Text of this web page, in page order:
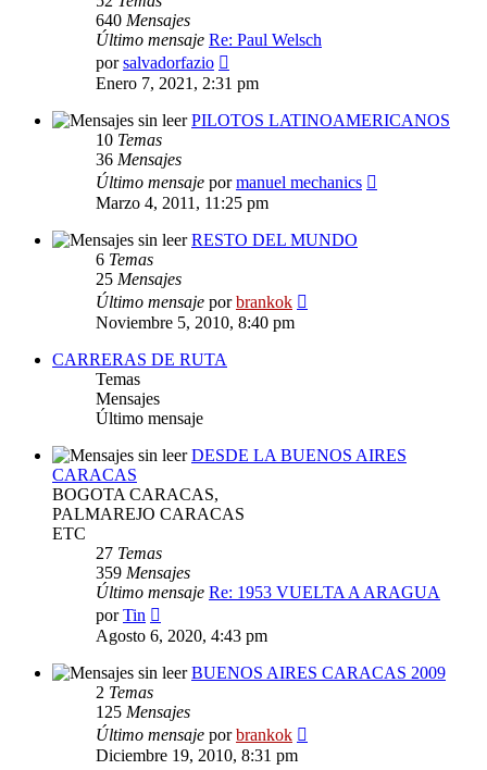
640 Mensajes
Último mensaje Re: Paul Welsch
porsalvadorfazio
último
mensaje
Enero 7, 2021, 2:31 pm
PILOTOS LATINOAMERICANOS
10 Temas
36 Mensajes
Último mensaje pormanuel mechanics
Marzo 4, 2011, 11:25 pm
RESTO DEL MUNDO
6 Temas
25 Mensajes
Último mensaje porbrankok
Noviembre 5, 2010, 8:40 pm
CARRERAS DE RUTA
Temas
Mensajes
Último mensaje
DESDE LA BUENOS AIRES
CARACAS
BOGOTA CARACAS,
PALMAREJO CARACAS
ETC
27 Temas
359 Mensajes
Último mensaje Re: 1953 VUELTA A ARAGUA
porTin
último
Agosto 6, 2020, 4:43 pm
BUENOS AIRES CARACAS 2009
2 Temas
125 Mensajes
Último mensaje porbrankok
Diciembre 19, 2010, 8:31 pm